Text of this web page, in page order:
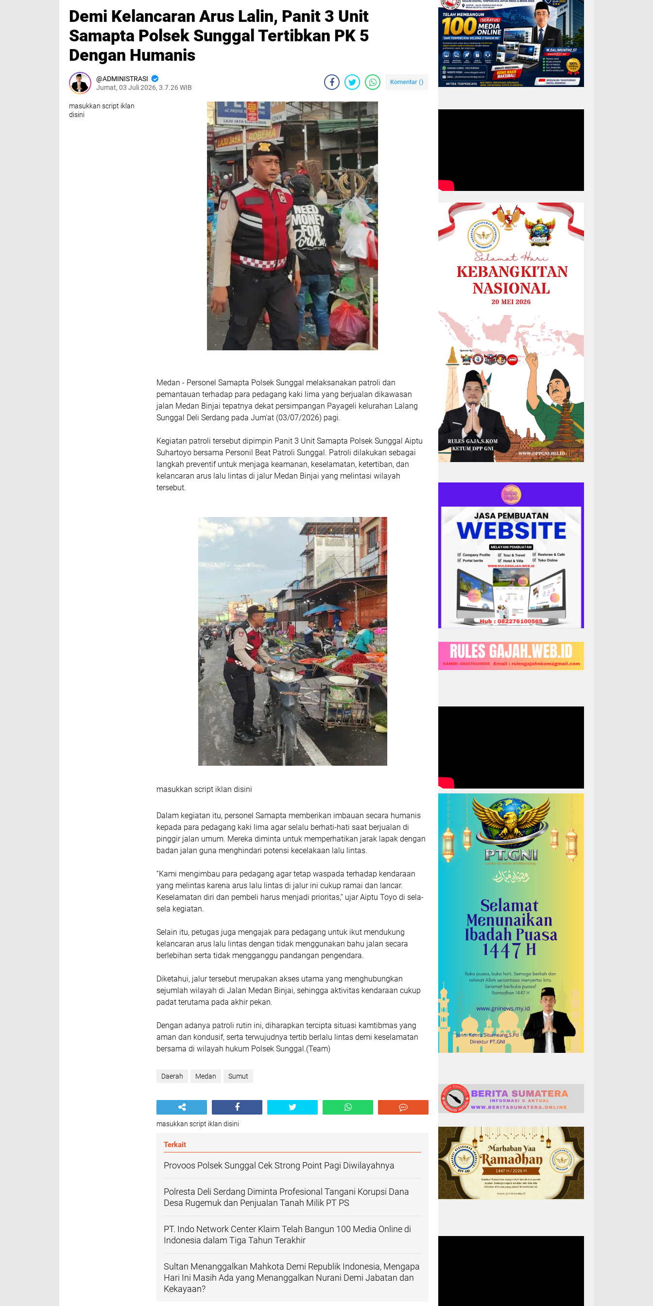
Demi Kelancaran Arus Lalin, Panit 3 Unit
Samapta Polsek Sunggal Tertibkan PK 5
Dengan Humanis‎
ADMINISTRASI
Jumat, 03 Juli 2026, 3.7.26 WIB
Komentar ()
masukkan script iklan
disini
‎Medan - Personel Samapta Polsek Sunggal melaksanakan patroli dan
pemantauan terhadap para pedagang kaki lima yang berjualan dikawasan
jalan Medan Binjai tepatnya dekat persimpangan Payageli kelurahan Lalang
Sunggal Deli Serdang pada Jum'at (03/07/2026) pagi.
‎Kegiatan patroli tersebut dipimpin Panit 3 Unit Samapta Polsek Sunggal Aiptu
Suhartoyo bersama Personil Beat Patroli Sunggal. Patroli dilakukan sebagai
langkah preventif untuk menjaga keamanan, keselamatan, ketertiban, dan
kelancaran arus lalu lintas di jalur Medan Binjai yang melintasi wilayah
tersebut.
masukkan script iklan disini
‎Dalam kegiatan itu, personel Samapta memberikan imbauan secara humanis
kepada para pedagang kaki lima agar selalu berhati-hati saat berjualan di
pinggir jalan umum. Mereka diminta untuk memperhatikan jarak lapak dengan
badan jalan guna menghindari potensi kecelakaan lalu lintas.
‎“Kami mengimbau para pedagang agar tetap waspada terhadap kendaraan
yang melintas karena arus lalu lintas di jalur ini cukup ramai dan lancar.
Keselamatan diri dan pembeli harus menjadi prioritas,” ujar Aiptu Toyo di sela-
sela kegiatan.
‎Selain itu, petugas juga mengajak para pedagang untuk ikut mendukung
kelancaran arus lalu lintas dengan tidak menggunakan bahu jalan secara
berlebihan serta tidak mengganggu pandangan pengendara.
‎Diketahui, jalur tersebut merupakan akses utama yang menghubungkan
sejumlah wilayah di Jalan Medan Binjai, sehingga aktivitas kendaraan cukup
padat terutama pada akhir pekan.
‎Dengan adanya patroli rutin ini, diharapkan tercipta situasi kamtibmas yang
aman dan kondusif, serta terwujudnya tertib berlalu lintas demi keselamatan
bersama di wilayah hukum Polsek Sunggal.(Team)
Daerah Medan Sumut
masukkan script iklan disini
Terkait
Provoos Polsek Sunggal Cek Strong Point Pagi Diwilayahnya
Polresta Deli Serdang Diminta Profesional Tangani Korupsi Dana
Desa Rugemuk dan Penjualan Tanah Milik PT PS
PT. Indo Network Center Klaim Telah Bangun 100 Media Online di
Indonesia dalam Tiga Tahun Terakhir
Sultan Menanggalkan Mahkota Demi Republik Indonesia, Mengapa
Hari Ini Masih Ada yang Menanggalkan Nurani Demi Jabatan dan
Kekayaan?